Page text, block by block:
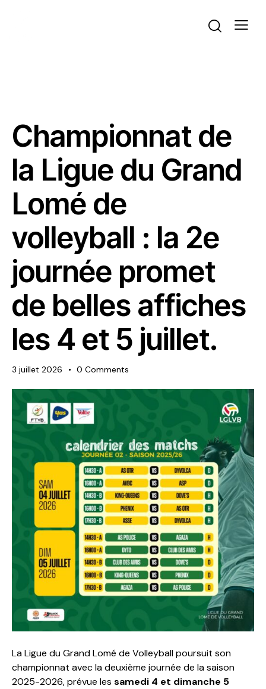
Championnat de
la Ligue du Grand
Lomé de
volleyball : la 2e
journée promet
de belles affiches
les 4 et 5 juillet.
3 juillet 2026 0 Comments
La Ligue du Grand Lomé de Volleyball poursuit son
championnat avec la deuxième journée de la saison
2025-2026, prévue les samedi 4 et dimanche 5